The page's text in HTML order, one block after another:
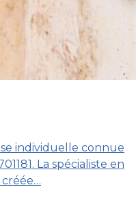
individuelle connue
La spécialiste en